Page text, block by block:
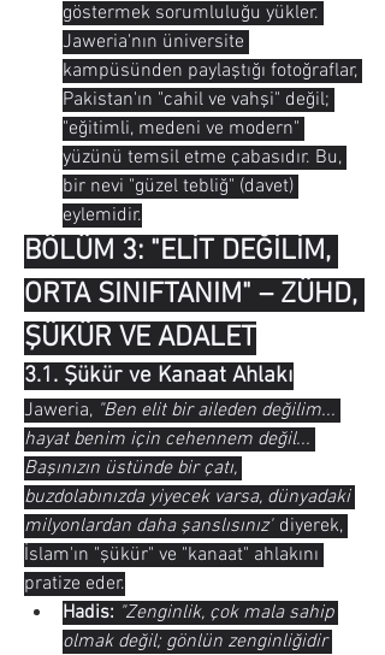
göstermek sorumluluğu yükler.
Jaweria'nın üniversite
kampüsünden paylaştığı fotoğraflar,
Pakistan'ın "cahil ve vahşi" değil;
"eğitimli, medeni ve modern"
yüzünü temsil etme çabasıdır. Bu,
bir nevi "güzel tebliğ" (davet)
eylemidir.
BÖLÜM 3: "ELİT DEĞİLİM,
ORTA SINIFTANIM" – ZÜHD,
ŞÜKÜR VE ADALET
3.1. Şükür ve Kanaat Ahlakı
Jaweria, "Ben elit bir aileden değilim...
hayat benim için cehennem değil...
Başınızın üstünde bir çatı,
buzdolabınızda yiyecek varsa, dünyadaki
milyonlardan daha şanslısınız" diyerek,
İslam'ın "şükür" ve "kanaat" ahlakını
pratize eder.
Hadis: "Zenginlik, çok mala sahip
olmak değil; gönlün zenginliğidir